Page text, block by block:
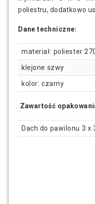
poliestru, dodatkowo
Dane techniczne:
materiał: poliester
klejone szwy
kolor: czarny
Zawartość
Dach do pawilonu 3 x